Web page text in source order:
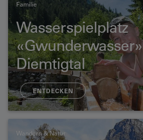
Familie
Wasserspielplatz
«Gwunderwasser»
Diemtigtal
ENTDECKEN
Wandern & Natur